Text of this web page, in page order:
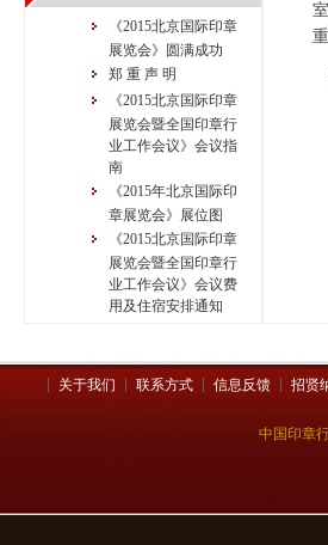
《2015北京国际印章
展览会》圆满成功
郑 重 声 明
《2015北京国际印章
展览会暨全国印章行
业工作会议》会议指
南
《2015年北京国际印
章展览会》展位图
《2015北京国际印章
展览会暨全国印章行
业工作会议》会议费
用及住宿安排通知
关于我们 联系方式 信息反馈 招贤
中国印章